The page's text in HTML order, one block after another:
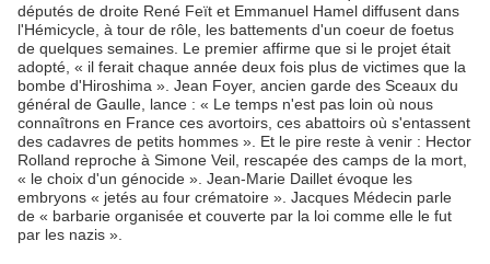
députés de droite René Feït et Emmanuel Hamel diffusent dans
l'Hémicycle, à tour de rôle, les battements d'un coeur de foetus
de quelques semaines. Le premier affirme que si le projet était
adopté, « il ferait chaque année deux fois plus de victimes que la
bombe d'Hiroshima ». Jean Foyer, ancien garde des Sceaux du
général de Gaulle, lance : « Le temps n'est pas loin où nous
connaîtrons en France ces avortoirs, ces abattoirs où s'entassent
des cadavres de petits hommes ». Et le pire reste à venir : Hector
Rolland reproche à Simone Veil, rescapée des camps de la mort,
« le choix d'un génocide ». Jean-Marie Daillet évoque les
embryons « jetés au four crématoire ». Jacques Médecin parle
de « barbarie organisée et couverte par la loi comme elle le fut
par les nazis ».